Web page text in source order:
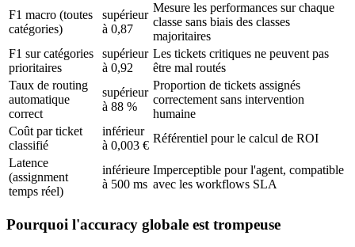
F1 macro (toutes
catégories)
supérieur
à 0,87
Mesure les performances sur chaque
classe sans biais des classes
majoritaires
F1 sur catégories
prioritaires
supérieur
à 0,92
Les tickets critiques ne peuvent pas
être mal routés
Taux de routing
automatique
correct
supérieur
à 88 %
Proportion de tickets assignés
correctement sans intervention
humaine
Coût par ticket
classifié
inférieur
à 0,003 €
Référentiel pour le calcul de ROI
Latence
(assignment
temps réel)
inférieure
à 500 ms
Imperceptible pour l'agent, compatible
avec les workflows SLA
Pourquoi l'accuracy globale est trompeuse